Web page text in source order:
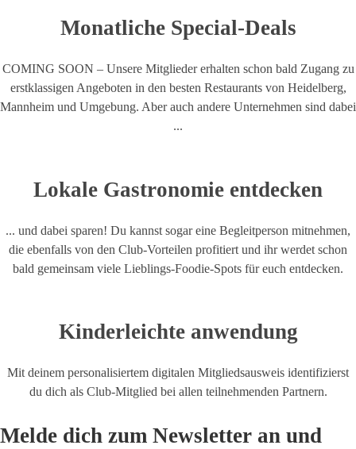
Monatliche Special-Deals
COMING SOON – Unsere Mitglieder erhalten schon bald Zugang zu
erstklassigen Angeboten in den besten Restaurants von Heidelberg,
Mannheim und Umgebung. Aber auch andere Unternehmen sind dabei
...
Lokale Gastronomie entdecken
... und dabei sparen! Du kannst sogar eine Begleitperson mitnehmen,
die ebenfalls von den Club-Vorteilen profitiert und ihr werdet schon
bald gemeinsam viele Lieblings-Foodie-Spots für euch entdecken.
Kinderleichte anwendung
Mit deinem personalisiertem digitalen Mitgliedsausweis identifizierst
du dich als Club-Mitglied bei allen teilnehmenden Partnern.
Melde dich zum Newsletter an und